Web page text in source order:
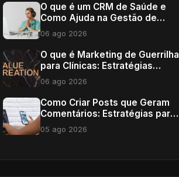
O que é um CRM de Saúde e
Como Ajuda na Gestão de
Clínicas
06 ago 2026
O que é Marketing de Guerrilha
para Clínicas: Estratégias
Inovadoras
06 ago 2026
Como Criar Posts que Geram
Comentários: Estratégias para
Médicos
05 ago 2026